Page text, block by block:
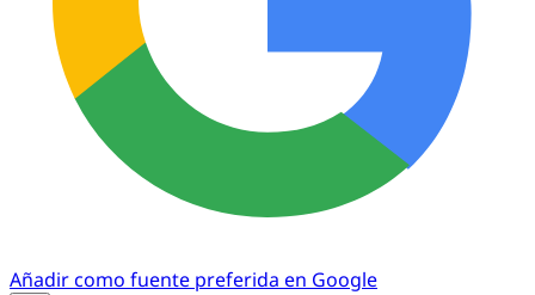
Añadir como fuente preferida en Google